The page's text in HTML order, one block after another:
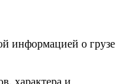
информацией о грузе
характера и